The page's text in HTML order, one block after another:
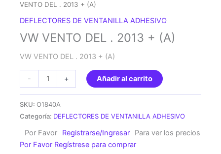
VENTO DEL . 2013 + (A)
DEFLECTORES DE VENTANILLA ADHESIVO
VW VENTO DEL . 2013 + (A)
VW VENTO DEL . 2013 + (A)
-
VENTO
2013
(A)
+ Añadir al carrito
SKU: O1840A
Categoría: DEFLECTORES DE VENTANILLA ADHESIVO
Por Favor Registrarse/Ingresar
Para ver los precios
Por Favor Regístrese para comprar